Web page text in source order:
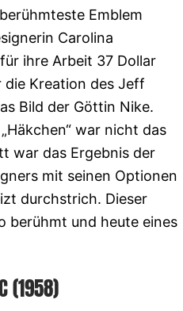
Emblem
Carolina
ihre Arbeit 37 Dollar
Kreation des Jeff
Bild der Göttin Nike.
war nicht das
war das Ergebnis der
mit seinen Optionen
durchstrich. Dieser
berühmt und heute eines
(1958)